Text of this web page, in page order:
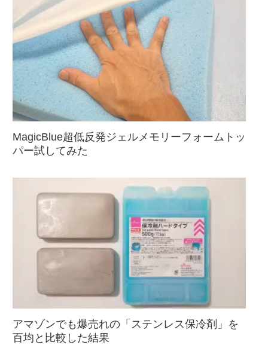
MagicBlue超低反発ジェルメモリーフォームトッ
パー試してみた
アマゾンでも爆売れの「ステンレス保冷剤」を
百均と比較した結果